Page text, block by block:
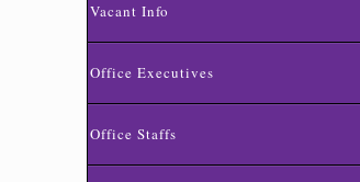
Vacant Info
Office Executives
Office Staffs